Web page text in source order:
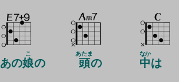
あの娘
こ
の 頭
あたま
の 中
なか
は